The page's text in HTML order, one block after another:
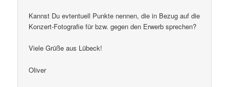
Kannst Du evtentuell Punkte nennen, die in Bezug auf die
Konzert-Fotografie für bzw. gegen den Erwerb sprechen?
Viele Grüße aus Lübeck!
Oliver